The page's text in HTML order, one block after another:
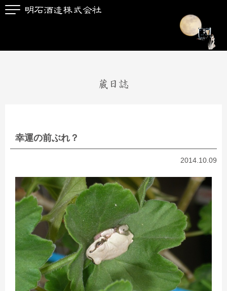
蔵日誌
幸運の前ぶれ？
2014.10.09